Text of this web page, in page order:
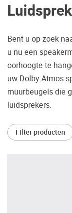
Nog
Zo
Vaak
Bent u op zoek
u nu een
oorhoogte te
uw Dolby Atmos
muurbeugels die
luidsprekers.
Filter producten